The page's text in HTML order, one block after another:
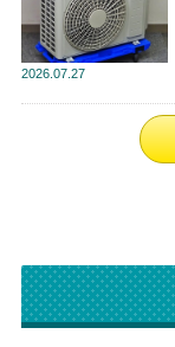
2026 07.27